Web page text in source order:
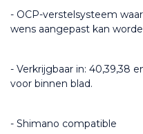
- OCP-verstelsysteem
wens aangepast kan
- Verkrijgbaar in: 40,39,38
voor binnen blad.
- Shimano compatible